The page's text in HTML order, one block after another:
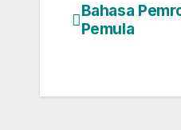
Bahasa
Pemula